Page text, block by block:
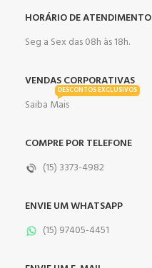
HORÁRIO DE ATENDIMENTO
Seg a Sex das 08h às 18h.
VENDAS CORPORATIVAS
Saiba Mais
DESCONTOS EXCLUSIVOS
COMPRE POR TELEFONE
(15) 3373-4982
ENVIE UM WHATSAPP
(15) 97405-4451